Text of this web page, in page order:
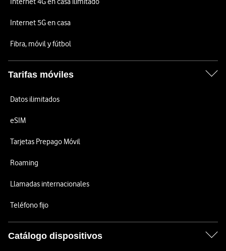
Internet 5G en casa
Fibra, móvil y fútbol
Tarifas móviles
Datos ilimitados
eSIM
Tarjetas Prepago Móvil
Roaming
Llamadas internacionales
Teléfono fijo
Catálogo dispositivos